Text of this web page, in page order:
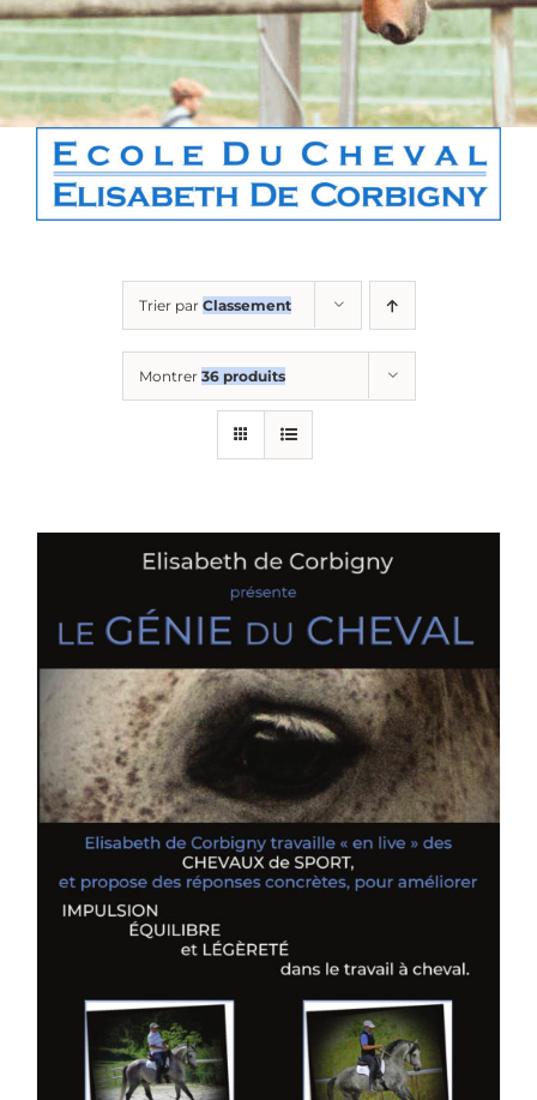
Boutique
Contact
Panier
Trier par Classement
Montrer 36 produits